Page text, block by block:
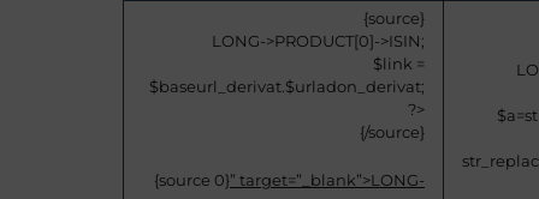
{source}
LONG->PRODUCT[0]->ISIN;
$link =
$baseurl_derivat.$urladon_derivat;
?>
{/source}
{source 0}” target=”_blank”>LONG-